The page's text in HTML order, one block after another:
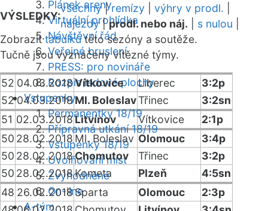
Plánek areny
Virtuální prohlídka
Návštěvní řád
Veřejné bruslení
PRESS: pro novináře
Rozpis ledové plochy
Vstupenky
Permanentky 18/19
Přípravná utkání 18/19
Vstupenky 18/19
Uvolňování míst
Zvýhodněné
On-line
A-tým
VÝSLEDKY:
všechny|remízy výhry v prodl.
nájezdy|prodl. nebo náj. s nulou
Zobrazittabulkutéto sezóny a soutěže.
Tučně jsou vyznačeny vítězné týmy.
52 04.03.2018Vítkovice Liberec
3:2p
52 04.03.2018Ml. BoleslavTřinec
3:2sn
51 02.03.2018Litvínov Vítkovice
2:1p
50 28.02.2018 Ml. Boleslav Olomouc
3:4p
50 28.02.2018Chomutov Třinec
3:2p
50 28.02.2018Kometa Plzeň
4:5sn
48 26.02.2018Sparta Olomouc
2:3p